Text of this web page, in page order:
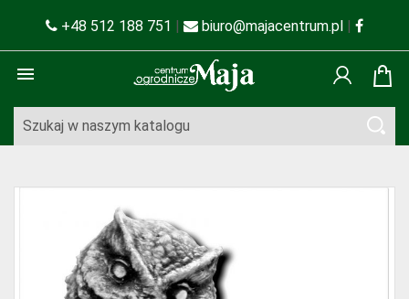
+48 512 188 751 | biuro@majacentrum.pl |
